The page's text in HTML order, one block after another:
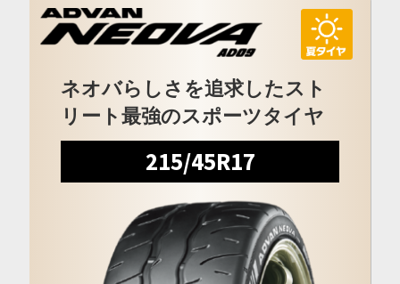
ネオバらしさを追求したスト
リート最強のスポーツタイヤ
215/45R17